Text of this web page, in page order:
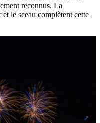
reconnus. La
le sceau complètent cette